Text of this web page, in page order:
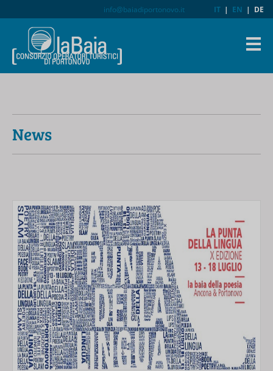
info@baiadiportonovo.it IT | EN | DE
News